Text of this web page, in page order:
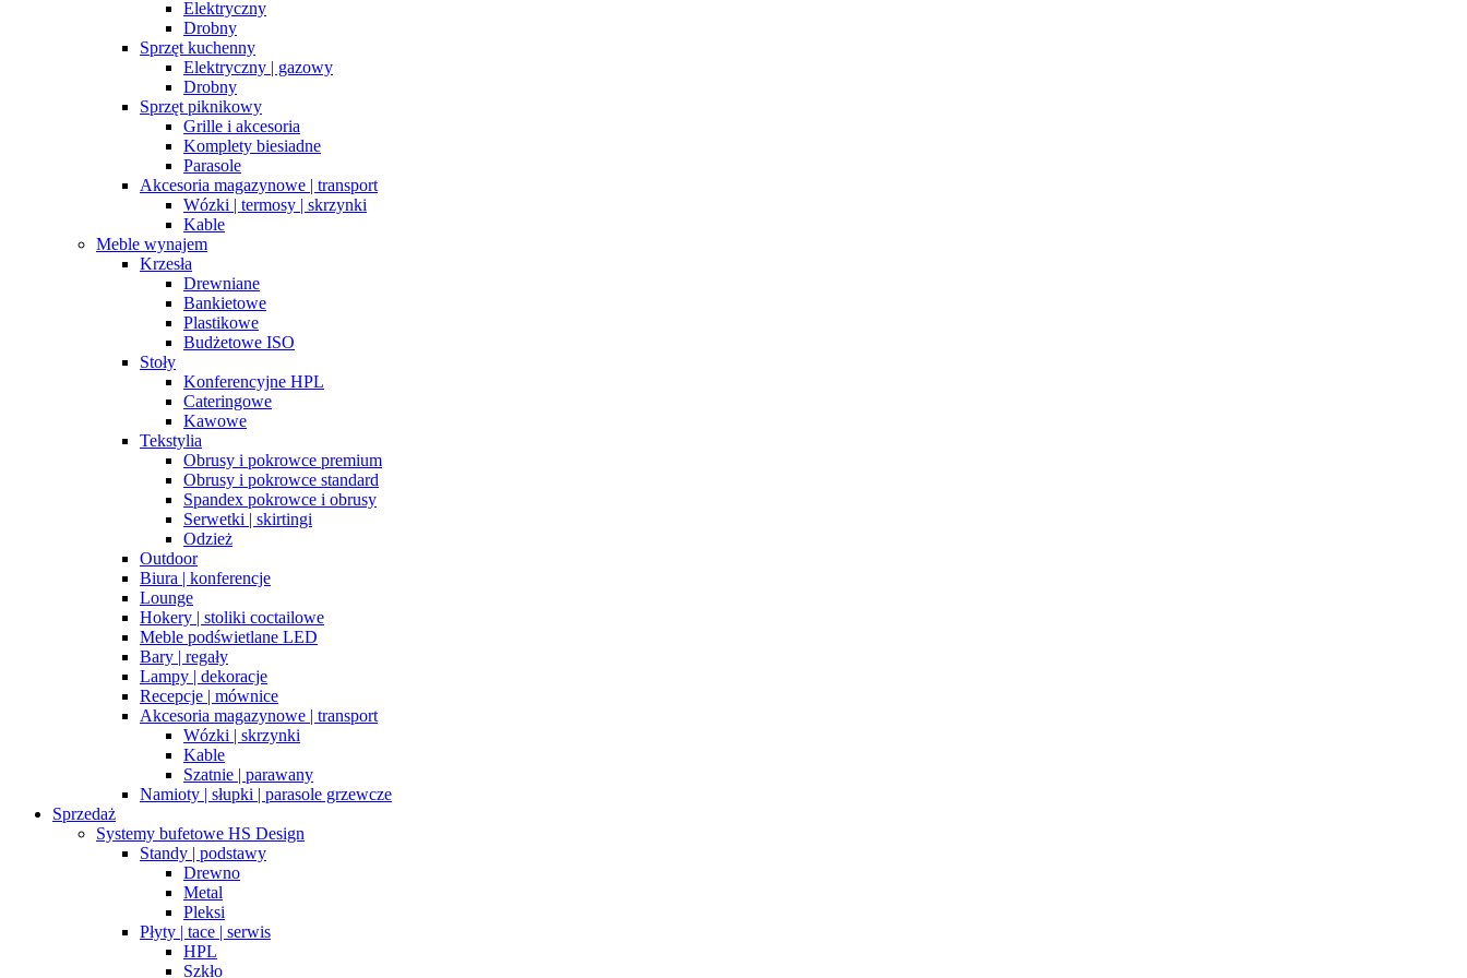
Elektryczny
Drobny
Sprzęt kuchenny
Elektryczny | gazowy
Drobny
Sprzęt piknikowy
Grille i akcesoria
Komplety biesiadne
Parasole
Akcesoria magazynowe | transport
Wózki | termosy | skrzynki
Kable
Meble wynajem
Krzesła
Drewniane
Bankietowe
Plastikowe
Budżetowe ISO
Stoły
Konferencyjne HPL
Cateringowe
Kawowe
Tekstylia
Obrusy i pokrowce premium
Obrusy i pokrowce standard
Spandex pokrowce i obrusy
Serwetki | skirtingi
Odzież
Outdoor
Biura | konferencje
Lounge
Hokery | stoliki coctailowe
Meble podświetlane LED
Bary | regały
Lampy | dekoracje
Recepcje | mównice
Akcesoria magazynowe | transport
Wózki | skrzynki
Kable
Szatnie | parawany
Namioty | słupki | parasole grzewcze
Sprzedaż
Systemy bufetowe HS Design
Standy | podstawy
Drewno
Metal
Pleksi
Płyty | tace | serwis
HPL
Szkło